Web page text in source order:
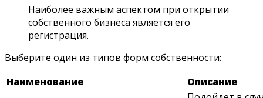
Наиболее важным аспектом при открытии
собственного бизнеса является его
регистрация.
Выберите один из типов форм собственности:
Наименование
Описание